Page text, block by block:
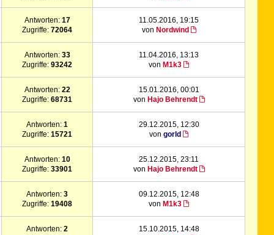
Antworten: 17
Zugriffe:72064
11.05.2016, 19:15
von Nordwind
Antworten: 33
Zugriffe:93242
11.04.2016, 13:13
von M1k3
Antworten: 22
Zugriffe:68731
15.01.2016, 00:01
von Hajo Behrendt
Antworten:1
Zugriffe:15721
29.12.2015, 12:30
vongorld
Antworten: 10
Zugriffe:33901
25.12.2015, 23:11
von Hajo Behrendt
Antworten:3
Zugriffe:19408
09.12.2015, 12:48
von M1k3
Antworten:2
15.10.2015, 14:48